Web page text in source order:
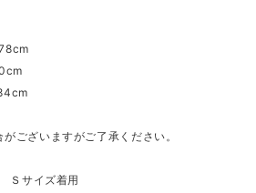
ございますがご了承ください。
サイズ着用